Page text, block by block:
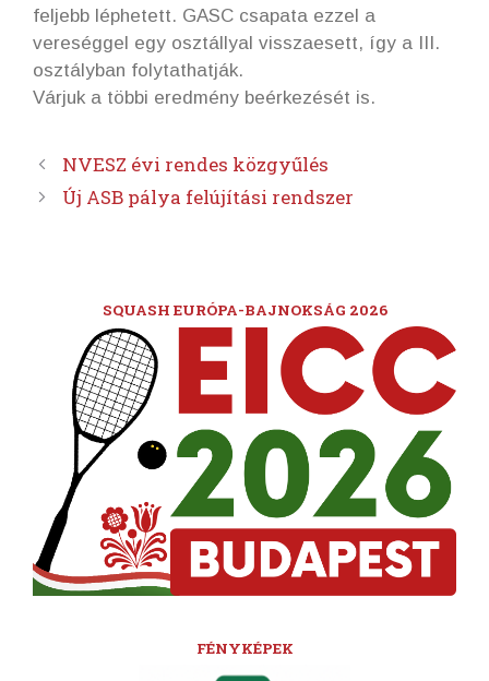
feljebb léphetett. GASC csapata ezzel a
vereséggel egy osztállyal visszaesett, így a III.
osztályban folytathatják.
Várjuk a többi eredmény beérkezését is.
NVESZ évi rendes közgyűlés
Új ASB pálya felújítási rendszer
SQUASH EURÓPA-BAJNOKSÁG 2026
FÉNYKÉPEK